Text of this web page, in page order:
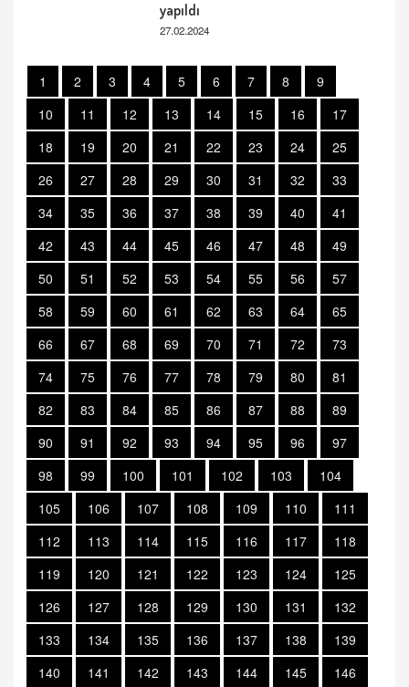
yapıldı
27.02.2024
1 2 3 4 5 6 7 8
9
10
11 12 13 14 15 16
17
18
19 20 21 22 23 24
25
26
27 28 29 30 31 32
33
34
35 36 37 38 39 40
41
42
43 44 45 46 47 48
49
50
51 52 53 54 55 56
57
58
59 60 61 62 63 64
65
66
67 68 69 70 71 72
73
74
75 76 77 78 79 80
81
82
83 84 85 86 87 88
89
90
91 92 93 94 95 96
97
98
99 100 101 102 103
104
105
106 107 108 109 110
111
112
113 114 115 116 117
118
119
120 121 122 123 124
125
126
127 128 129 130 131
132
133
134 135 136 137 138
139
140
141 142 143 144 145
146